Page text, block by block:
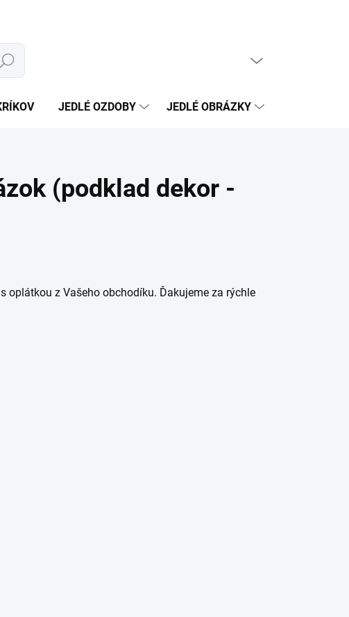
JEDLÉ OZDOBY JEDLÉ OBRÁZKY
(podklad dekor -
oplátkou z Vašeho obchodíku. Ďakujeme za rýchle